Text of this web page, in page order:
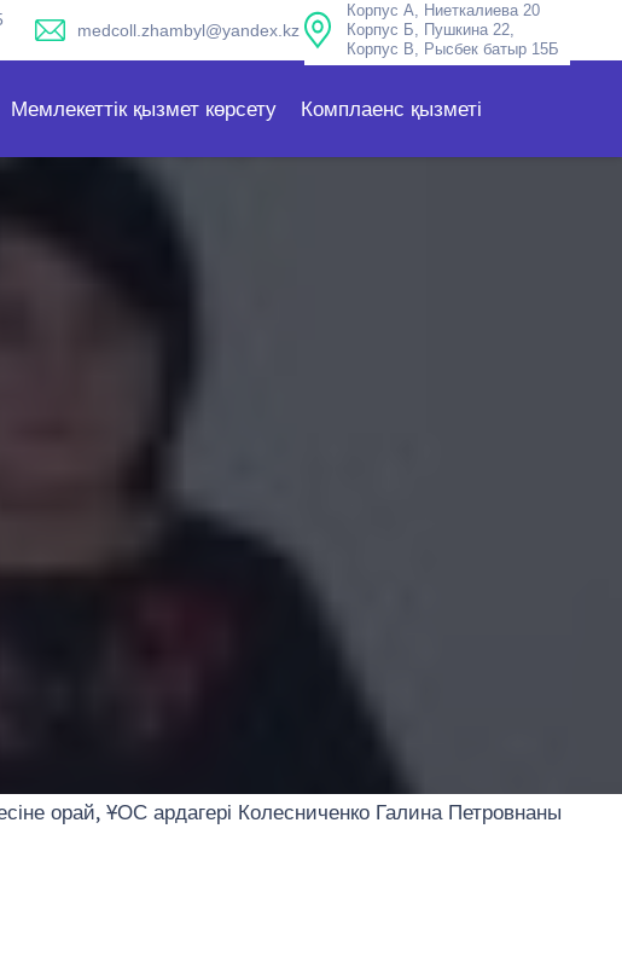
medcoll.zhambyl@yandex.kz
Корпус А, Ниеткалиева 20
Корпус Б, Пушкина 22,
Корпус В, Рысбек батыр 15Б
Мемлекеттік қызмет көрсету Комплаенс қызметі
орай, ҰОС ардагері Колесниченко Галина Петровнаны